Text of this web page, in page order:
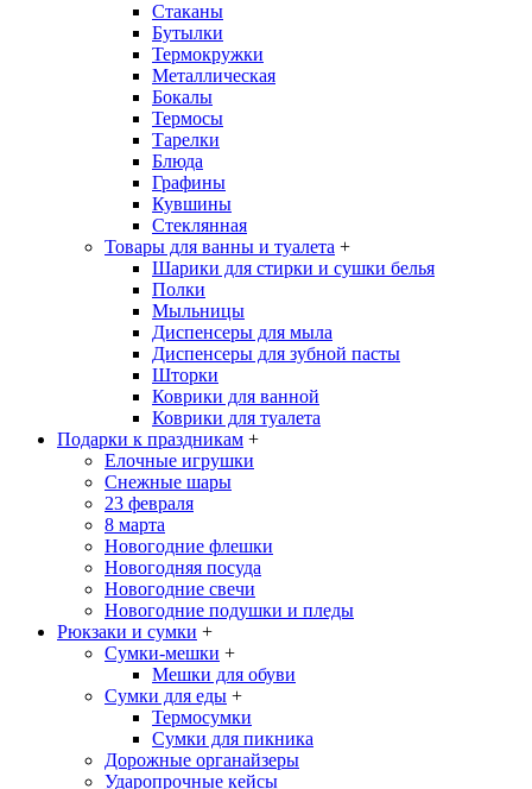
Стаканы
Бутылки
Термокружки
Металлическая
Бокалы
Термосы
Тарелки
Блюда
Графины
Кувшины
Стеклянная
Товары для ванны и туалета +
Шарики для стирки и сушки белья
Полки
Мыльницы
Диспенсеры для мыла
Диспенсеры для зубной пасты
Шторки
Коврики для ванной
Коврики для туалета
Подарки к праздникам +
Елочные игрушки
Снежные шары
23 февраля
8 марта
Новогодние флешки
Новогодняя посуда
Новогодние свечи
Новогодние подушки и пледы
Рюкзаки и сумки +
Сумки-мешки +
Мешки для обуви
Сумки для еды +
Термосумки
Сумки для пикника
Дорожные органайзеры
Ударопрочные кейсы